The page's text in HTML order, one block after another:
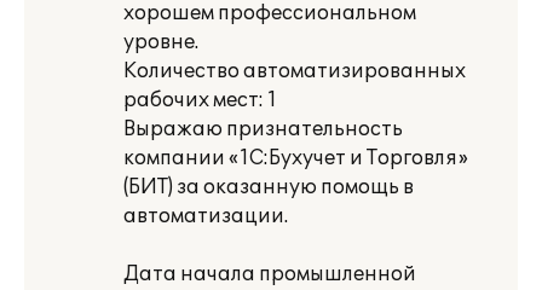
хорошем профессиональном
уровне.
Количество автоматизированных
рабочих мест: 1
Выражаю признательность
компании «1С:Бухучет и Торговля»
(БИТ) за оказанную помощь в
автоматизации.
Дата начала промышленной